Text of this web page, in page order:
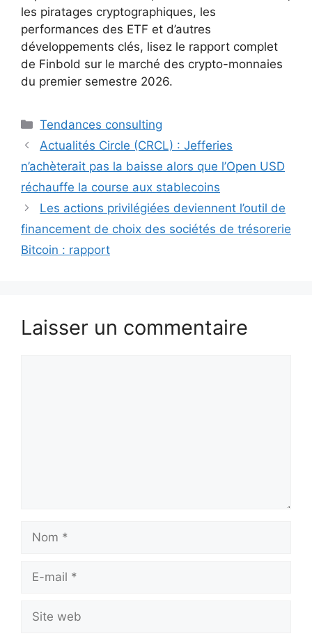
les piratages cryptographiques, les
performances des ETF et d’autres
développements clés, lisez le rapport complet
de Finbold sur le marché des crypto-monnaies
du premier semestre 2026.
Catégories
Tendances consulting
Actualités Circle (CRCL) : Jefferies
n’achèterait pas la baisse alors que l’Open USD
réchauffe la course aux stablecoins
Les actions privilégiées deviennent l’outil de
financement de choix des sociétés de trésorerie
Bitcoin : rapport
Laisser un commentaire
mail
web